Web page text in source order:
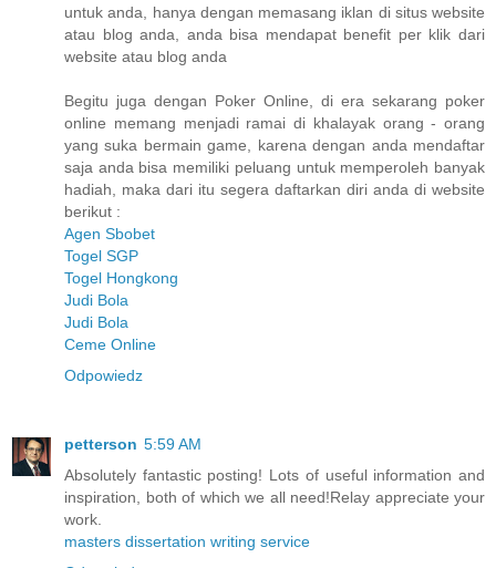
untuk anda, hanya dengan memasang iklan di situs website
atau blog anda, anda bisa mendapat benefit per klik dari
website atau blog anda
Begitu juga dengan Poker Online, di era sekarang poker
online memang menjadi ramai di khalayak orang - orang
yang suka bermain game, karena dengan anda mendaftar
saja anda bisa memiliki peluang untuk memperoleh banyak
hadiah, maka dari itu segera daftarkan diri anda di website
berikut :
Agen Sbobet
Togel SGP
Togel Hongkong
Judi Bola
Judi Bola
Ceme Online
Odpowiedz
petterson 5:59 AM
Absolutely fantastic posting! Lots of useful information and
inspiration, both of which we all need!Relay appreciate your
work.
masters dissertation writing service